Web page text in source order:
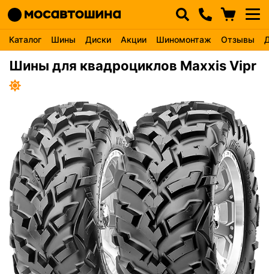
Каталог Шины Диски Акции Шиномонтаж Отзывы
Шины для квадроциклов Maxxis Vipr